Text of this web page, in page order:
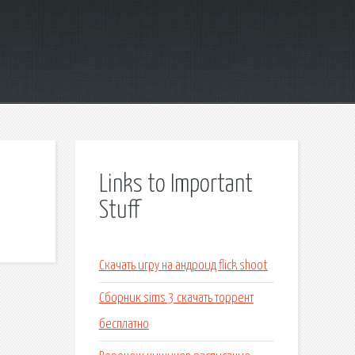
Links to Important
Stuff
Скачать игру на андроид flick shoot
Сборник sims 3 скачать торрент
бесплатно